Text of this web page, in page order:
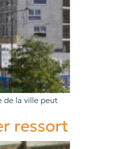
de la ville peut
ressort